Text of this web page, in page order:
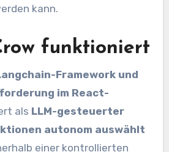
kann.
funktioniert
Framework und
im React-
als LLM-gesteuerter
autonom auswählt
einer kontrollierten